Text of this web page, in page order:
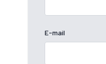
E-mail